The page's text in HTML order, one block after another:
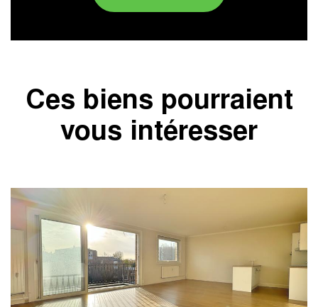
Ces biens pourraient
vous intéresser